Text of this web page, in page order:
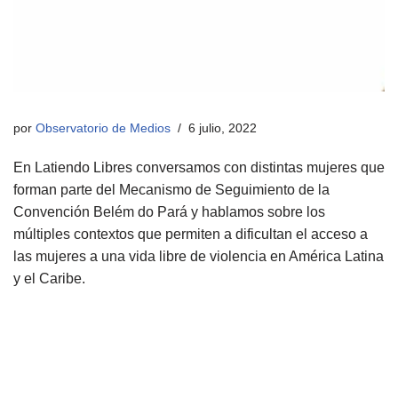
por Observatorio de Medios 6 julio, 2022
En Latiendo Libres conversamos con distintas mujeres que
forman parte del Mecanismo de Seguimiento de la
Convención Belém do Pará y hablamos sobre los
múltiples contextos que permiten a dificultan el acceso a
las mujeres a una vida libre de violencia en América Latina
y el Caribe.